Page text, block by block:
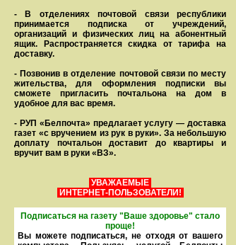
- В отделениях почтовой связи рес­пуб­лики
принимается подписка от учреждений,
организаций и фи­зи­ческих лиц на абонентный
ящик. Распространяется скидка от тарифа на
доставку.
- Позвонив в отделение почтовой связи по месту
жительства, для оформления подписки вы
сможете пригласить почтальона на дом в
удобное для вас время.
- РУП «Белпочта» предлагает услугу — доставка
газет «с вручением из рук в руки». За небольшую
доплату почтальон доставит до квартиры и
вручит вам в руки «ВЗ».
УВАЖАЕМЫЕ
ИНТЕРНЕТ-ПОЛЬЗОВАТЕЛИ!
Подписаться на газету "Ваше здоровье" стало
проще!
Вы можете подписаться, не отходя от вашего